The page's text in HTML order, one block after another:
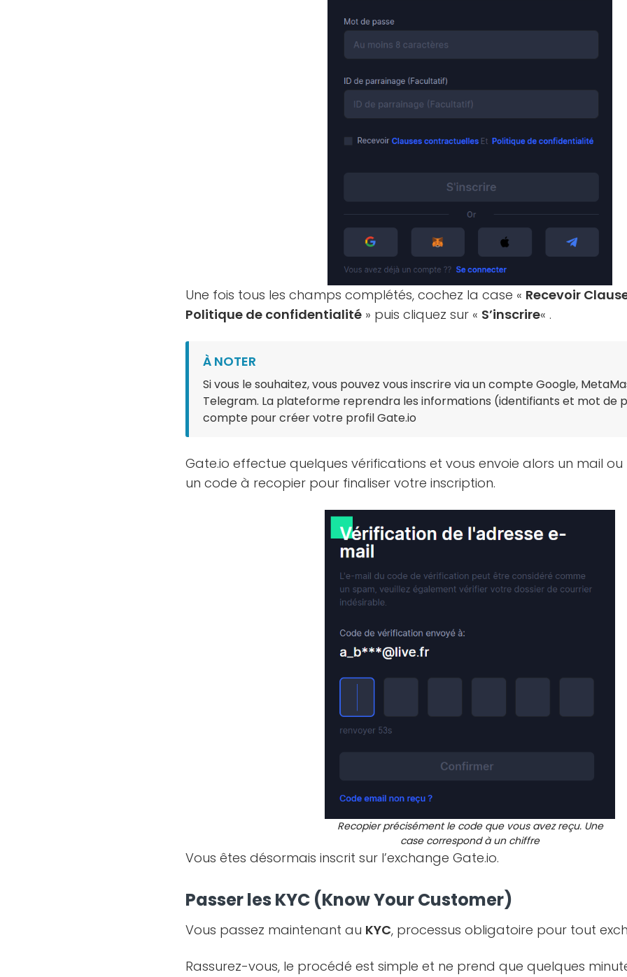
Une fois tous les champs complétés, cochez la case « Recevoir
Politique de confidentialité » puis cliquez sur « S’inscrire« .
À NOTER
Si vous le souhaitez, vous pouvez vous inscrire via un compte Google,
Telegram. La plateforme reprendra les informations (identifiants et mot de
compte pour créer votre profil Gate.io
Gate.io effectue quelques vérifications et vous envoie alors un mail ou
un code à recopier pour finaliser votre inscription.
Recopier précisément le code que vous avez reçu. Une
case correspond à un chiffre
Vous êtes désormais inscrit sur l’exchange Gate.io.
Passer les KYC (Know Your Customer)
Vous passez maintenant au KYC, processus obligatoire pour tout
Rassurez-vous, le procédé est simple et ne prend que quelques